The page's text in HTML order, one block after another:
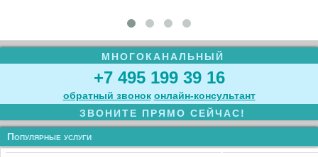
МНОГОКАНАЛЬНЫЙ
+7 495 199 39 16
обратный звонок онлайн‑консультант
ЗВОНИТЕ ПРЯМО СЕЙЧАС!
Популярные услуги